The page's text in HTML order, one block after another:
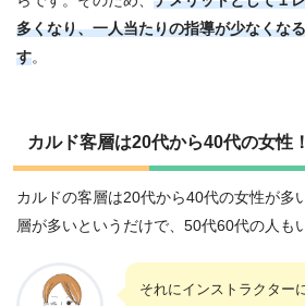
多くなり、一人当たりの指導が少なくな
す。
カルド客層は20代から40代の女性
カルドの客層は20代から40代の女性が多
層が多いというだけで、50代60代の人も
それにインストラクター